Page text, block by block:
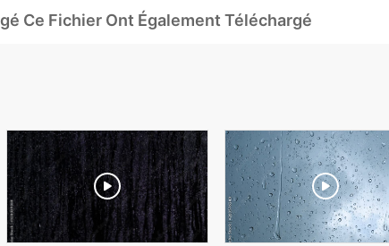
Ce Fichier Ont Également Téléchargé